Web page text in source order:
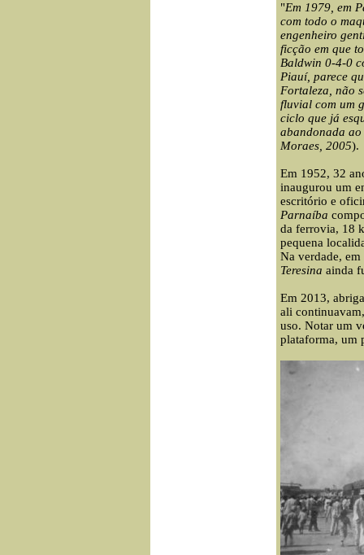
"Em 1979, em
com todo o
engenheiro
ficção em que
Baldwin 0-4-0
Piauí, parece
Fortaleza, não
fluvial com um
ciclo que já
abandonada
Moraes, 2005).
Em 1952, 32
inaugurou um
escritório e
Parnaíba
da ferrovia, 18
pequena
Na verdade,
Teresina ainda
Em 2013,
ali
uso. Notar um
plataforma, um